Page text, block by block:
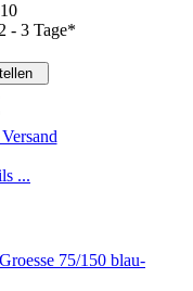
2 - 3 Tage*
...